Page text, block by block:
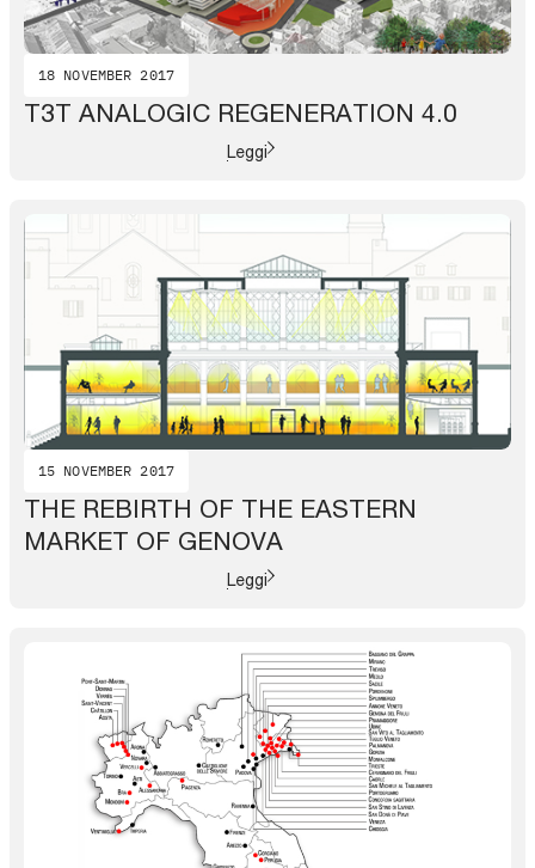
18 NOVEMBER 2017
T3T ANALOGIC REGENERATION 4.0
Leggi
15 NOVEMBER 2017
THE REBIRTH OF THE EASTERN
MARKET OF GENOVA
Leggi